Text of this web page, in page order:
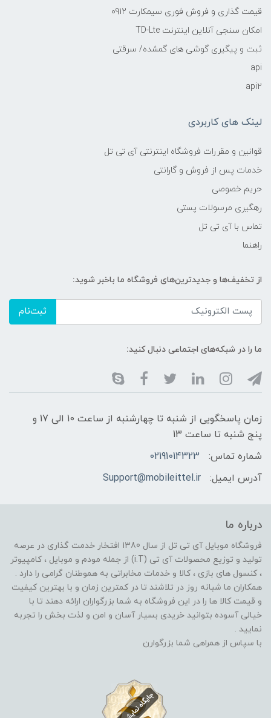
قیمت گذاری و فروش فوری سیمکارت 0912
امکان سنجی آنلاین اینترنت TD-Lte
ثبت و پیگیری گوشی های گمشده/ سرقتی
api
api2
لینک های کاربردی
قوانین و مقررات فروشگاه اینترنتی آی تی تل
خدمات پس از فروش و گارانتی
حریم خصوصی
رهگیری مرسولات پستی
تماس با آی تی تل
راهنما
از تخفیف‌ها و جدیدترین‌های فروشگاه ما باخبر شوید:
ثبت‌نام
ما را در شبکه‌های اجتماعی دنبال کنید:
زمان پاسخگویی از شنبه تا چهارشنبه از ساعت 10 الی 17 و
پنج شنبه تا ساعت 13
شماره تماس:
02191014323
آدرس ایمیل:
Support@mobileittel.ir
درباره ما
فروشگاه موبایل آی تی تل از سال 1380 افتخار خدمت گذاری در عرصه
تولید و توزیع محصولات آی تی (i.T) از جمله مودم و موبایل ، کامپیوتر
، کنسول های بازی ، کالا و خدمات مخابراتی به هموطنان گرامی را دارد .
همکاران ما شبانه روز در تلاشند تا در کمترین زمان و با بهترین کیفیت
و قیمت کالا ها را در این فروشگاه به شما بزرگواران ارائه دهند تا با
خیالی آسوده بتوانید خریدی بسیار آسان و امن و لذت بخش را تجربه
نمایید .
با سپاس از همراهی شما بزرگوارن